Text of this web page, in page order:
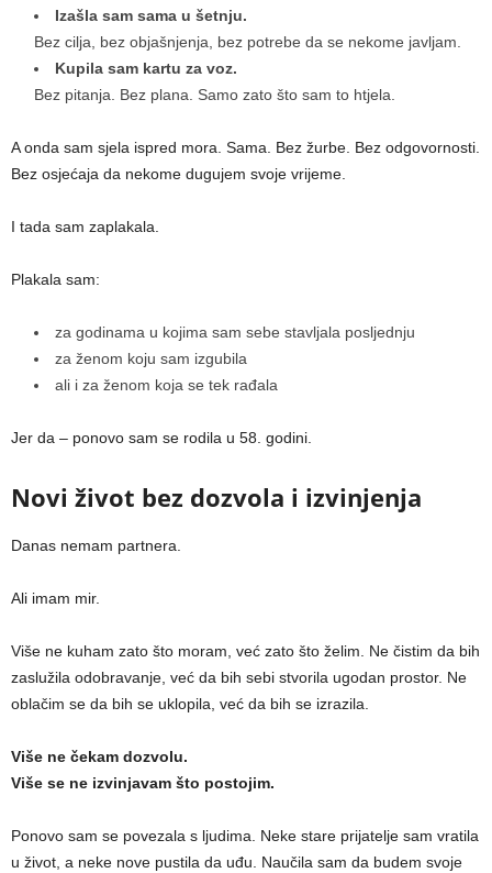
Izašla sam sama u šetnju.
Bez cilja, bez objašnjenja, bez potrebe da se nekome javljam.
Kupila sam kartu za voz.
Bez pitanja. Bez plana. Samo zato što sam to htjela.
A onda sam sjela ispred mora. Sama. Bez žurbe. Bez odgovornosti.
Bez osjećaja da nekome dugujem svoje vrijeme.
I tada sam zaplakala.
Plakala sam:
za godinama u kojima sam sebe stavljala posljednju
za ženom koju sam izgubila
ali i za ženom koja se tek rađala
Jer da – ponovo sam se rodila u 58. godini.
Novi život bez dozvola i izvinjenja
Danas nemam partnera.
Ali imam mir.
Više ne kuham zato što moram, već zato što želim. Ne čistim da bih
zaslužila odobravanje, već da bih sebi stvorila ugodan prostor. Ne
oblačim se da bih se uklopila, već da bih se izrazila.
Više ne čekam dozvolu.
Više se ne izvinjavam što postojim.
Ponovo sam se povezala s ljudima. Neke stare prijatelje sam vratila
u život, a neke nove pustila da uđu. Naučila sam da budem svoje